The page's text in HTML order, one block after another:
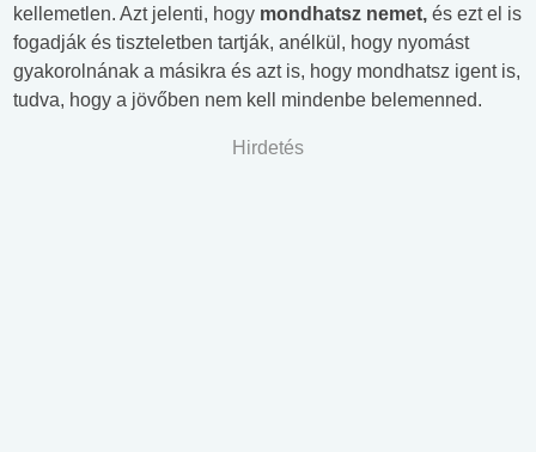
kellemetlen. Azt jelenti, hogy mondhatsz nemet, és ezt el is
fogadják és tiszteletben tartják, anélkül, hogy nyomást
gyakorolnának a másikra és azt is, hogy mondhatsz igent is,
tudva, hogy a jövőben nem kell mindenbe belemenned.
Hirdetés